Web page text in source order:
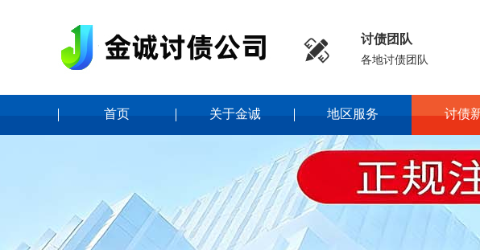
 讨债团队
各地讨债团队
首页 关于金诚 地区服务 讨债